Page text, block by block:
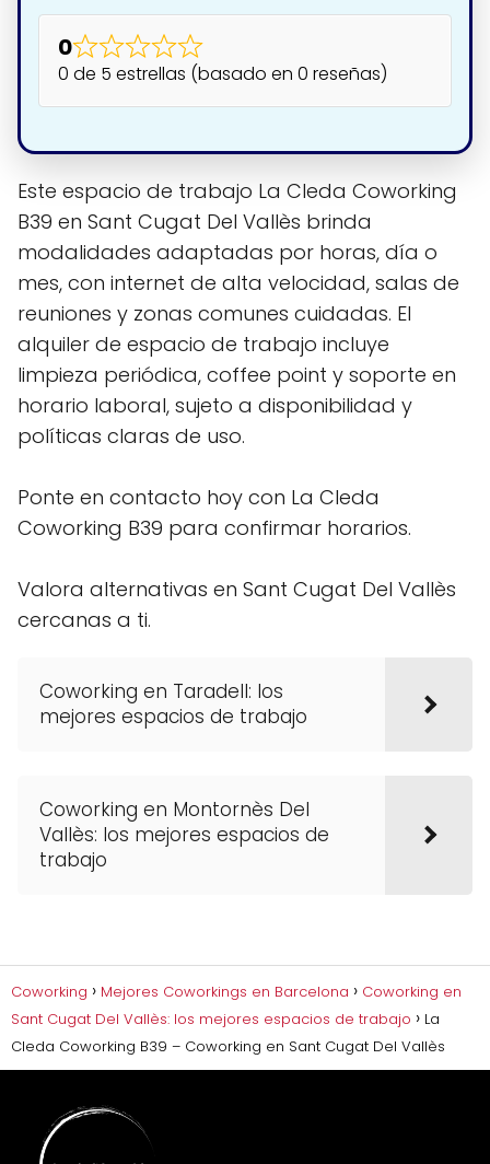
0
0 de 5 estrellas (basado en 0 reseñas)
Este espacio de trabajo La Cleda Coworking
B39 en Sant Cugat Del Vallès brinda
modalidades adaptadas por horas, día o
mes, con internet de alta velocidad, salas de
reuniones y zonas comunes cuidadas. El
alquiler de espacio de trabajo incluye
limpieza periódica, coffee point y soporte en
horario laboral, sujeto a disponibilidad y
políticas claras de uso.
Ponte en contacto hoy con La Cleda
Coworking B39 para confirmar horarios.
Valora alternativas en Sant Cugat Del Vallès
cercanas a ti.
Coworking en Taradell: los
mejores espacios de trabajo
Coworking en Montornès Del
Vallès: los mejores espacios de
trabajo
Coworking Mejores Coworkings en Barcelona
Coworking en
Sant Cugat Del Vallès: los mejores espacios de trabajo
La
Cleda Coworking B39 – Coworking en Sant Cugat Del Vallès